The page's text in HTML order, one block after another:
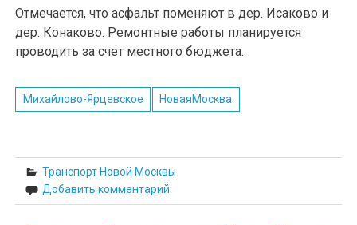
Отмечается, что асфальт поменяют в дер. Исаково и
дер. Конаково. Ремонтные работы планируется
проводить за счет местного бюджета.
Михайлово-Ярцевское НоваяМосква
Транспорт Новой Москвы
Добавить комментарий